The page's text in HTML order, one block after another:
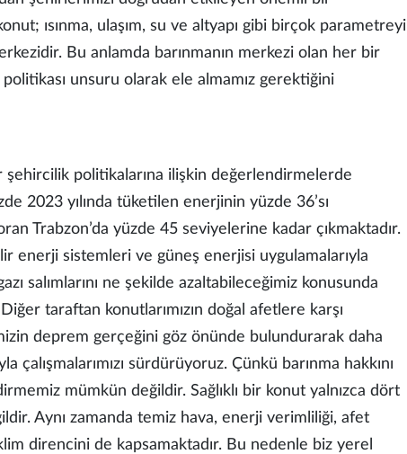
ısınma, ulaşım, su ve altyapı gibi birçok parametreyi
Bu anlamda barınmanın merkezi olan her bir
politikası unsuru olarak ele almamız gerektiğini
politikalarına ilişkin değerlendirmelerde
2023 yılında tüketilen enerjinin yüzde 36’sı
Trabzon’da yüzde 45 seviyelerine kadar çıkmaktadır.
enerji sistemleri ve güneş enerjisi uygulamalarıyla
salımlarını ne şekilde azaltabileceğimiz konusunda
taraftan konutlarımızın doğal afetlere karşı
deprem gerçeğini göz önünde bulundurarak daha
çalışmalarımızı sürdürüyoruz. Çünkü barınma hakkını
mümkün değildir. Sağlıklı bir konut yalnızca dört
Aynı zamanda temiz hava, enerji verimliliği, afet
direncini de kapsamaktadır. Bu nedenle biz yerel